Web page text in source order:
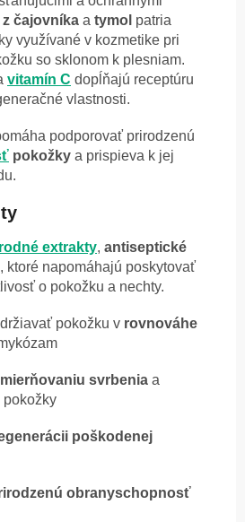
z čajovníka a tymol patria
využívané v kozmetike pri
so sklonom k plesniam.
vitamín C dopĺňajú receptúru
vlastnosti.
podporovať prirodzenú
pokožky a prispieva k jej
extrakty, antiseptické
, ktoré napomáhajú poskytovať
o pokožku a nechty.
pokožku v rovnováhe
svrbenia a
pokožky
poškodenej
obranyschopnosť